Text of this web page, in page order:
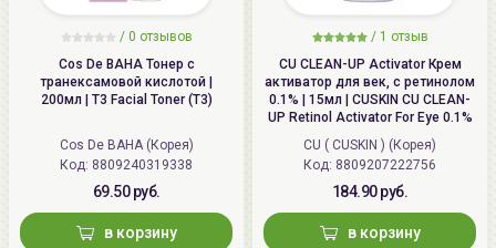
/ 0 отзывов
Cos De BAHA Тонер с
транексамовой кислотой |
200мл | T3 Facial Toner (T3)
Cos De BAHA (Корея)
Код: 8809240319338
69.50 руб.
в корзину
/ 1 отзыв
CU CLEAN-UP Activator Крем
активатор для век, с ретинолом
0.1% | 15мл | CUSKIN CU CLEAN-
UP Retinol Activator For Eye 0.1%
CU ( CUSKIN ) (Корея)
Код: 8809207222756
184.90 руб.
в корзину